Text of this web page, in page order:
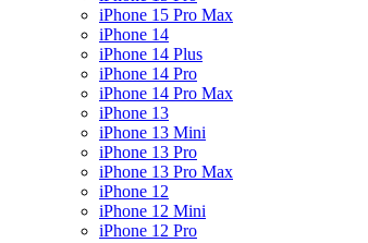
iPhone 15 Pro Max
iPhone 14
iPhone 14 Plus
iPhone 14 Pro
iPhone 14 Pro Max
iPhone 13
iPhone 13 Mini
iPhone 13 Pro
iPhone 13 Pro Max
iPhone 12
iPhone 12 Mini
iPhone 12 Pro